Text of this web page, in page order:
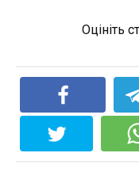
Оцініть